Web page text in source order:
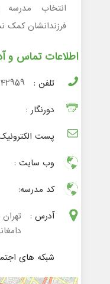
انتخاب
فرزندانشان کمک
اطلاعات تماس و
تلفن :
دورنگار :
پست
وب سایت :
کد مدرسه:
آدرس :
شبکه های